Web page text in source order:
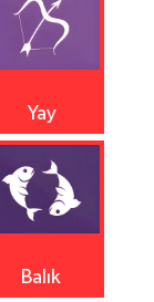
Yay
Balık